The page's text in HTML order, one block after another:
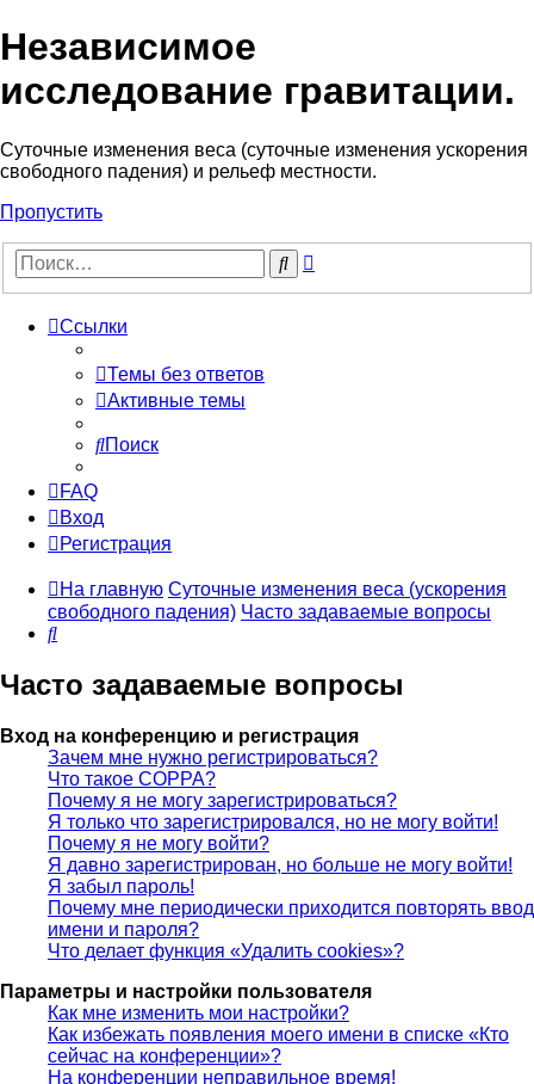
Независимое
исследование гравитации.
Cуточные изменения веса (суточные изменения ускорения
свободного падения) и рельеф местности.
Пропустить
Поиск
Ссылки
Темы без ответов
Активные темы
Поиск
FAQ
Вход
Регистрация
На главную Суточные изменения веса (ускорения
свободного падения) Часто задаваемые вопросы
Поиск
Часто задаваемые вопросы
Вход на конференцию и регистрация
Зачем мне нужно регистрироваться?
Что такое COPPA?
Почему я не могу зарегистрироваться?
Я только что зарегистрировался, но не могу войти!
Почему я не могу войти?
Я давно зарегистрирован, но больше не могу войти!
Я забыл пароль!
Почему мне периодически приходится повторять ввод
имени и пароля?
Что делает функция «Удалить cookies»?
Параметры и настройки пользователя
Как мне изменить мои настройки?
Как избежать появления моего имени в списке «Кто
сейчас на конференции»?
На конференции неправильное время!